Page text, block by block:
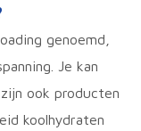
genoemd,
Je kan
ook producten
koolhydraten